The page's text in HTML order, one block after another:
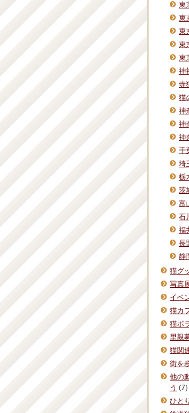
東
東
東
東
東
神
寺
猫
神
神
神
千
埼
栃
茨
富
石
福
長
静
猫グ
写真
イベ
猫カ
猫ボ
里親
猫関
街を
他の
う (7)
ひと